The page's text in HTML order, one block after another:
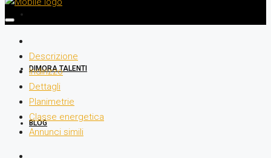
DIMORA TALENTI
BLOG
Descrizione
Indirizzo
Dettagli
Planimetrie
Classe energetica
Annunci simili